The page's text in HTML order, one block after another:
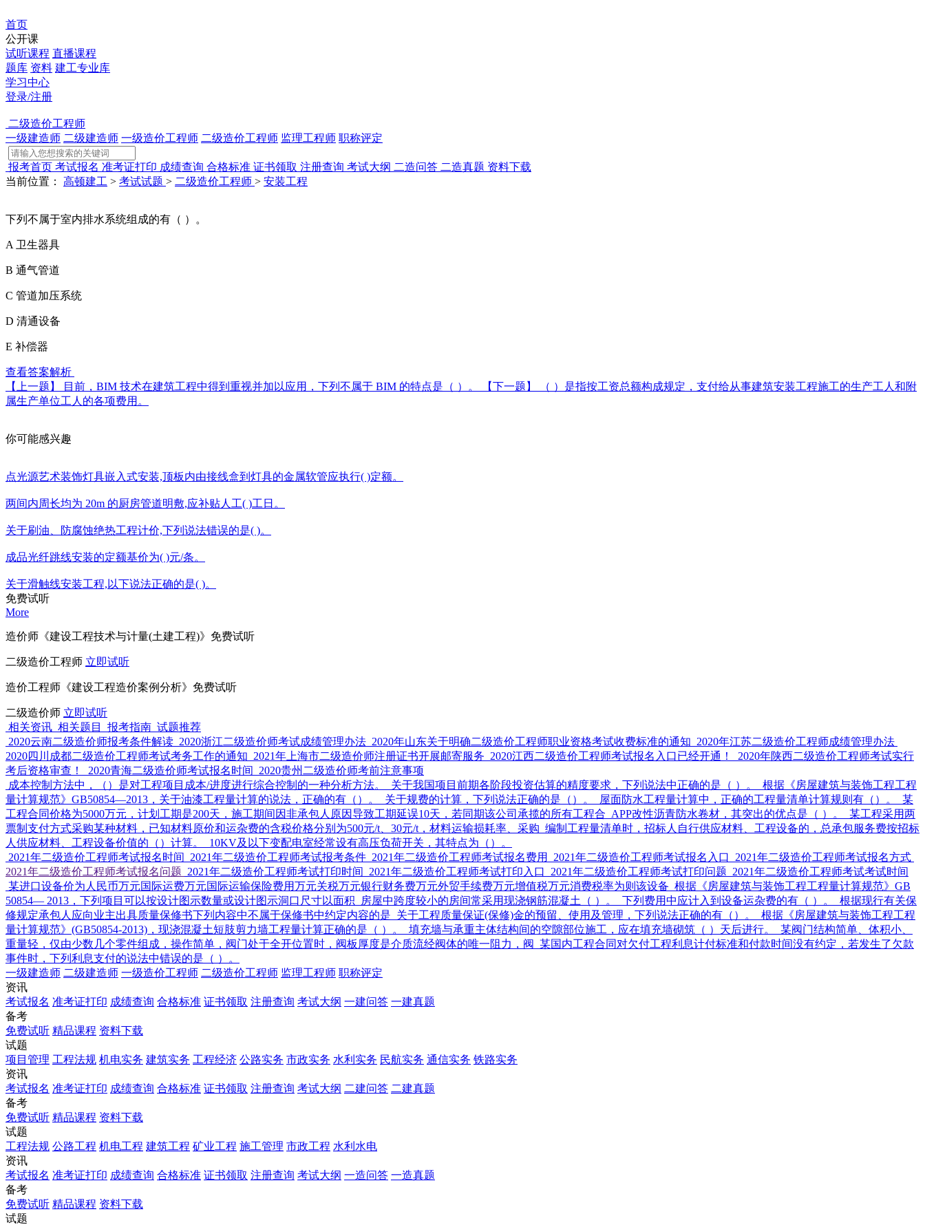
首页
公开课
试听课程 直播课程
题库 资料 建工专业库
学习中心
登录/注册
二级造价工程师
一级建造师 二级建造师 一级造价工程师 二级造价工程师 监理工程师 职称评定
报考首页 考试报名 准考证打印 成绩查询 合格标准 证书领取 注册查询 考试大纲 二造问答 二造真题 资料下载
当前位置：
高顿建工 > 考试试题 > 二级造价工程师 > 安装工程
下列不属于室内排水系统组成的有（ ）。
A 卫生器具
B 通气管道
C 管道加压系统
D 清通设备
E 补偿器
查看答案解析
【上一题】
目前，BIM 技术在建筑工程中得到重视并加以应用，下列不属于 BIM 的特点是（ ）。 【下一题】
（ ）是指按工资总额构成规定，支付给从事建筑安装工程施工的生产工人和附
属生产单位工人的各项费用。
你可能感兴趣
点光源艺术装饰灯具嵌入式安装,顶板内由接线盒到灯具的金属软管应执行( )定额。
两间内周长均为 20m 的厨房管道明敷,应补贴人工( )工日。
关于刷油、防腐蚀绝热工程计价,下列说法错误的是( )。
成品光纤跳线安装的定额基价为( )元/条。
关于滑触线安装工程,以下说法正确的是( )。
免费试听
More
造价师《建设工程技术与计量(土建工程)》免费试听
二级造价工程师 立即试听
造价工程师《建设工程造价案例分析》免费试听
二级造价师 立即试听
相关资讯 相关题目 报考指南 试题推荐
2020云南二级造价师报考条件解读 2020浙江二级造价师考试成绩管理办法 2020年山东关于明确二级造价工程师职业资格考试收费标准的通知 2020年江苏二级造价工程师成绩管理办法
2020四川成都二级造价工程师考试考务工作的通知 2021年上海市二级造价师注册证书开展邮寄服务 2020江西二级造价工程师考试报名入口已经开通！
2020年陕西二级造价工程师考试实行
考后资格审查！
2020青海二级造价师考试报名时间
2020贵州二级造价师考前注意事项
成本控制方法中，（）是对工程项目成本/进度进行综合控制的一种分析方法。
关于我国项目前期各阶段投资估算的精度要求，下列说法中正确的是（ ）。
根据《房屋建筑与装饰工程工程
量计算规范》GB50854—2013，关于油漆工程量计算的说法，正确的有（）。
关于规费的计算，下列说法正确的是（）。 屋面防水工程量计算中，正确的工程量清单计算规则有（）。
某
工程合同价格为5000万元，计划工期是200天，施工期间因非承包人原因导致工期延误10天，若同期该公司承揽的所有工程合 APP改性沥青防水卷材，其突出的优点是（ ）。
某工程采用两
票制支付方式采购某种材料，已知材料原价和运杂费的含税价格分别为500元/t、30元/t，材料运输损耗率、采购 编制工程量清单时，招标人自行供应材料、工程设备的，总承包服务费按招标
人供应材料、工程设备价值的（）计算。
10KV及以下变配电室经常设有高压负荷开关，其特点为（）。
2021年二级造价工程师考试报名时间
2021年二级造价工程师考试报考条件 2021年二级造价工程师考试报名费用 2021年二级造价工程师考试报名入口
2021年二级造价工程师考试报名方式
2021年二级造价工程师考试报名问题 2021年二级造价工程师考试打印时间 2021年二级造价工程师考试打印入口 2021年二级造价工程师考试打印问题 2021年二级造价工程师考试考试时间
某进口设备价为人民币万元国际运费万元国际运输保险费用万元关税万元银行财务费万元外贸手续费万元增值税万元消费税率为则该设备 根据《房屋建筑与装饰工程工程量计算规范》GB
50854— 2013，下列项目可以按设计图示数量或设计图示洞口尺寸以面积
房屋中跨度较小的房间常采用现浇钢筋混凝土（ ）。 下列费用中应计入到设备运杂费的有（ ）。
根据现行有关保
修规定承包人应向业主出具质量保修书下列内容中不属于保修书中约定内容的是 关于工程质量保证(保修)金的预留、使用及管理，下列说法正确的有（）。
根据《房屋建筑与装饰工程工程
量计算规范》(GB50854-2013)，现浇混凝土短肢剪力墙工程量计算正确的是（ ）。
填充墙与承重主体结构间的空隙部位施工，应在填充墙砌筑（ ）天后进行。
某阀门结构简单、体积小、
重量轻，仅由少数几个零件组成，操作简单，阀门处于全开位置时，阀板厚度是介质流经阀体的唯一阻力，阀 某国内工程合同对欠付工程利息计付标准和付款时间没有约定，若发生了欠款
事件时，下列利息支付的说法中错误的是（ ）。
一级建造师 二级建造师 一级造价工程师 二级造价工程师 监理工程师 职称评定
资讯
考试报名 准考证打印 成绩查询 合格标准 证书领取 注册查询 考试大纲 一建问答 一建真题
备考
免费试听 精品课程 资料下载
试题
项目管理 工程法规 机电实务 建筑实务 工程经济 公路实务 市政实务 水利实务 民航实务 通信实务 铁路实务
资讯
考试报名 准考证打印 成绩查询 合格标准 证书领取 注册查询 考试大纲 二建问答 二建真题
备考
免费试听 精品课程 资料下载
试题
工程法规 公路工程 机电工程 建筑工程 矿业工程 施工管理 市政工程 水利水电
资讯
考试报名 准考证打印 成绩查询 合格标准 证书领取 注册查询 考试大纲 一造问答 一造真题
备考
免费试听 精品课程 资料下载
试题